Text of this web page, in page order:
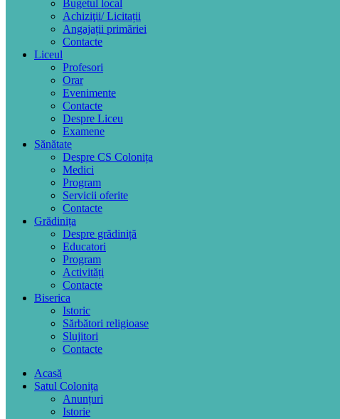
Bugetul local
Achiziţii/ Licitații
Angajații primăriei
Contacte
Liceul
Profesori
Orar
Evenimente
Contacte
Despre Liceu
Examene
Sănătate
Despre CS Colonița
Medici
Program
Servicii oferite
Contacte
Grădinița
Despre grădiniță
Educatori
Program
Activități
Contacte
Biserica
Istoric
Sărbători religioase
Slujitori
Contacte
Acasă
Satul Colonița
Anunțuri
Istorie